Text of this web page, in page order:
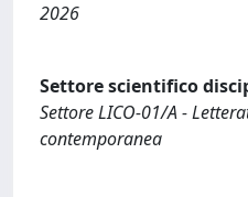
2026
Settore scientifico
Settore LICO-01/A -
contemporanea